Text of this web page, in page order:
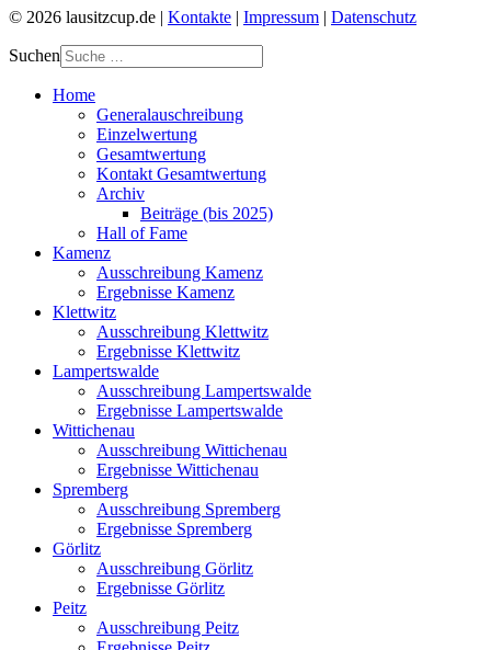
© 2026 lausitzcup.de | Kontakte | Impressum | Datenschutz
Suchen
Home
Generalauschreibung
Einzelwertung
Gesamtwertung
Kontakt Gesamtwertung
Archiv
Beiträge (bis 2025)
Hall of Fame
Kamenz
Ausschreibung Kamenz
Ergebnisse Kamenz
Klettwitz
Ausschreibung Klettwitz
Ergebnisse Klettwitz
Lampertswalde
Ausschreibung Lampertswalde
Ergebnisse Lampertswalde
Wittichenau
Ausschreibung Wittichenau
Ergebnisse Wittichenau
Spremberg
Ausschreibung Spremberg
Ergebnisse Spremberg
Görlitz
Ausschreibung Görlitz
Ergebnisse Görlitz
Peitz
Ausschreibung Peitz